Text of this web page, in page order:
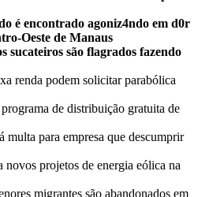
é encontrado agoniz4ndo em d0r
Oeste de Manaus
sucateiros são flagrados fazendo
renda podem solicitar parabólica
de distribuição gratuita de
multa para empresa que descumprir
novos projetos de energia eólica na
migrantes são abandonados em